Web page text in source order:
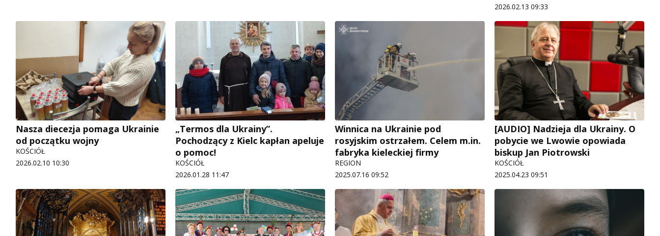
2026.02.13 09:33
Nasza diecezja pomaga Ukrainie
od początku wojny
KOŚCIÓŁ
2026.02.10 10:30
„Termos dla Ukrainy”.
Pochodzący z Kielc kapłan apeluje
o pomoc!
KOŚCIÓŁ
2026.01.28 11:47
Winnica na Ukrainie pod
rosyjskim ostrzałem. Celem m.in.
fabryka kieleckiej firmy
REGION
2025.07.16 09:52
[AUDIO] Nadzieja dla Ukrainy. O
pobycie we Lwowie opowiada
biskup Jan Piotrowski
KOŚCIÓŁ
2025.04.23 09:51